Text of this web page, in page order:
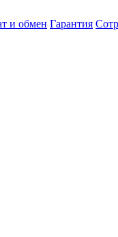
и обмен Гарантия